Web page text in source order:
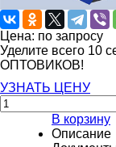
Цена: по запросу
Уделите всего 10
ОПТОВИКОВ!
УЗНАТЬ ЦЕНУ
В корзину
Описание